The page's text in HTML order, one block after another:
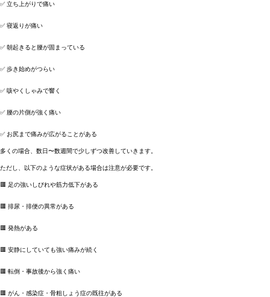
✅ 立ち上がりで痛い
✅ 寝返りが痛い
✅ 朝起きると腰が固まっている
✅ 歩き始めがつらい
✅ 咳やくしゃみで響く
✅ 腰の片側が強く痛い
✅ お尻まで痛みが広がることがある
多くの場合、数日〜数週間で少しずつ改善していきます。
ただし、以下のような症状がある場合は注意が必要です。
🟥 足の強いしびれや筋力低下がある
🟥 排尿・排便の異常がある
🟥 発熱がある
🟥 安静にしていても強い痛みが続く
🟥 転倒・事故後から強く痛い
🟥 がん・感染症・骨粗しょう症の既往がある